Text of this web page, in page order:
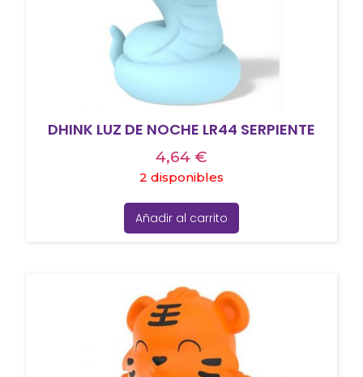
DHINK LUZ DE NOCHE LR44 SERPIENTE
4,64 €
2 disponibles
Añadir al carrito